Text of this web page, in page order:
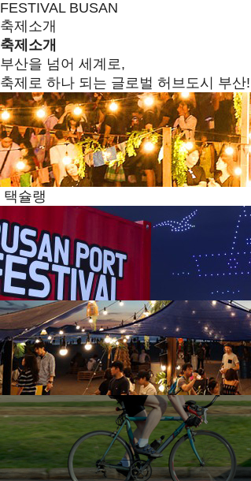
FESTIVAL BUSAN
축제소개
축제소개
부산을 넘어 세계로,
축제로 하나 되는 글로벌 허브도시 부산!
택슐랭